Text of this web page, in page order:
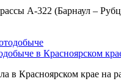
А-322 (Барнаул –
в Красноярском
в Красноярском крае на